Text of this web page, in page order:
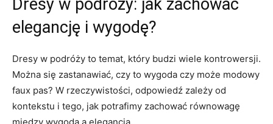
Dresy w⁤ podróży: jak zachować
elegancję i wygodę?
Dresy w​ podróży⁣ to temat, który ⁣budzi wiele⁣ kontrowersji.
Można się zastanawiać, czy to​ wygoda⁣ czy może ​modowy⁢
faux‍ pas? W rzeczywistości, ‌odpowiedź zależy ⁤od
kontekstu ‍i ⁣tego, jak potrafimy zachować równowagę